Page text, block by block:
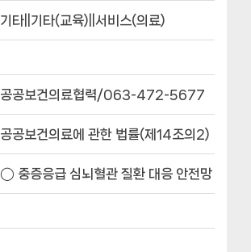
기타||기타(교육)||서비스(의료)
공공보건의료협력/063-472-5677
공공보건의료에 관한 법률(제14조의2)
◯ 중증응급 심뇌혈관 질환 대응 안전망 구축